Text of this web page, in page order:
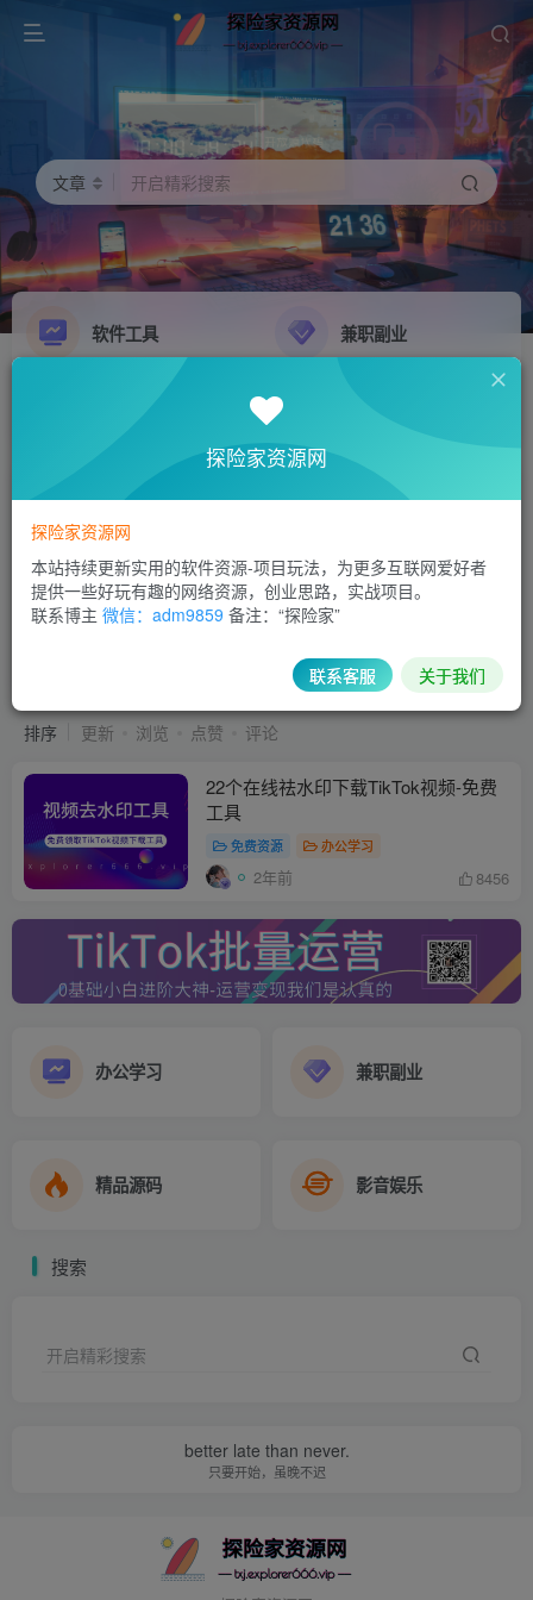
文章 开启精彩搜索
软件工具 兼职副业
精品源码
排序 更新 浏览 点赞 评论
22个在线祛水印下载TikTok视频-免费
工具
免费资源 办公学习
2年前 8456
办公学习 兼职副业
精品源码 影音娱乐
搜索
开启精彩搜索
better late than never.
只要开始，虽晚不迟
探险家资源网
探险家资源网
本站持续更新实用的软件资源-项目玩法，为更多互联网爱好者
提供一些好玩有趣的网络资源，创业思路，实战项目。
联系博主 微信：adm9859 备注：“探险家”
联系客服 关于我们